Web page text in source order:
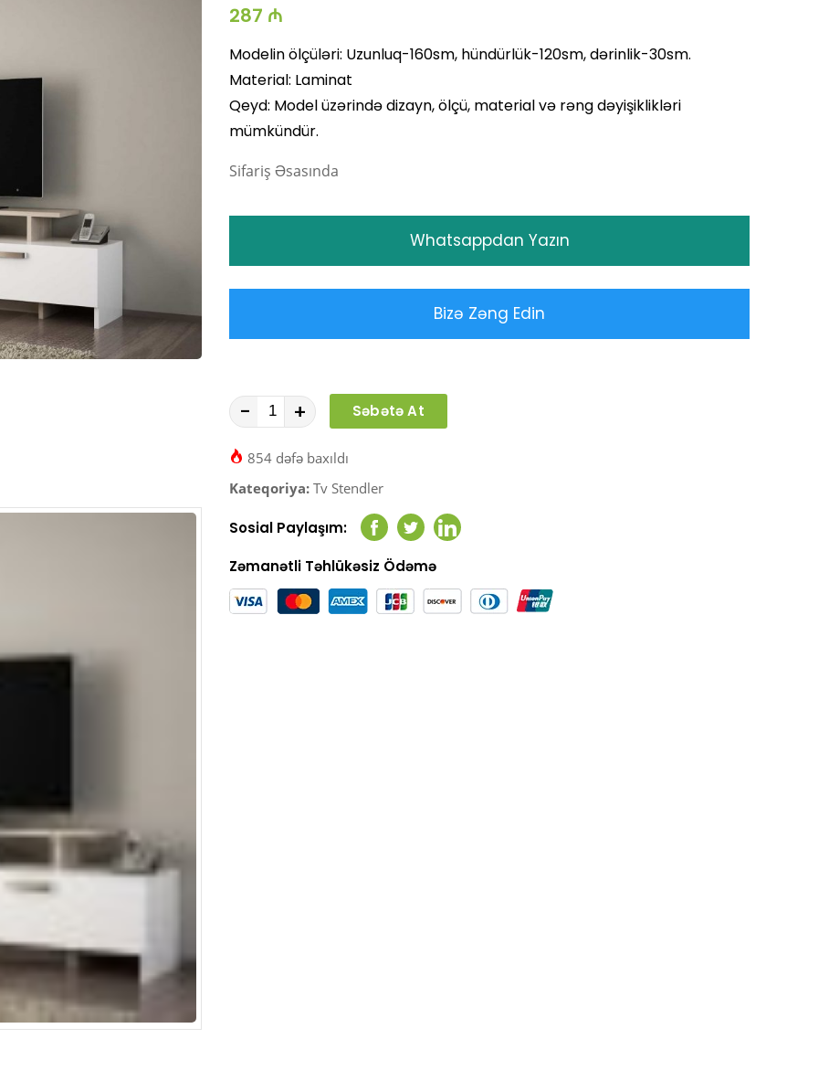
Media
287 ₼
Modelin ölçüləri: Uzunluq-160sm, hündürlük-120sm, dərinlik-30sm.
Material: Laminat
Qeyd: Model üzərində dizayn, ölçü, material və rəng dəyişiklikləri
mümkündür.
Sifariş Əsasında
Whatsappdan Yazın
Bizə Zəng Edin
- + Səbətə At
854 dəfə baxıldı
Kateqoriya: Tv Stendler
Sosial Paylaşım: Facebook
TwitterLinkedin
Zəmanətli Təhlükəsiz Ödəmə